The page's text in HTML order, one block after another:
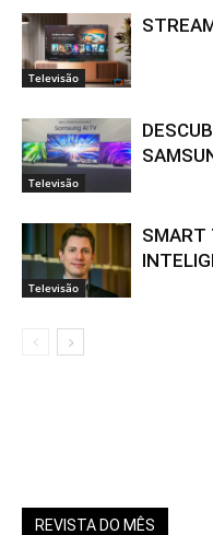
Televisão
Televisão
Televisão
SMART
REVISTA DO MÊS